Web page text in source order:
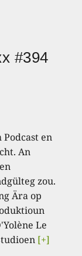
#394
en
An
zou.
Ära op
Le
[+]